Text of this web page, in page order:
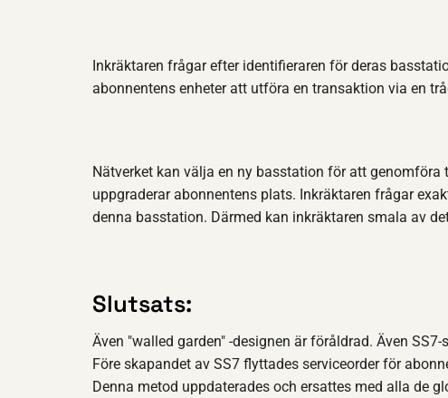
Inkräktaren frågar efter identifieraren för deras
abonnentens enheter att utföra en transaktion via en
Nätverket kan välja en ny basstation för att
uppgraderar abonnentens plats. Inkräktaren frågar
denna basstation. Därmed kan inkräktaren smala av
Slutsats:
Även "walled garden" -designen är föråldrad. Även
Före skapandet av SS7 flyttades serviceorder för
Denna metod uppdaterades och ersattes med alla de